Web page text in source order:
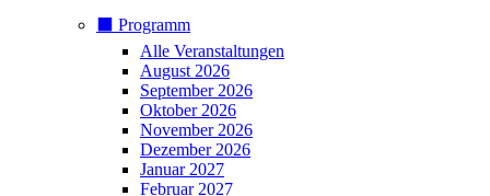
⬛️ Programm
Alle Veranstaltungen
August 2026
September 2026
Oktober 2026
November 2026
Dezember 2026
Januar 2027
Februar 2027